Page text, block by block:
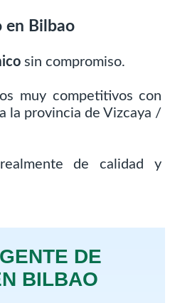
en Bilbao
sin compromiso.
muy competitivos con
la provincia de Vizcaya /
de calidad y
DE
BILBAO